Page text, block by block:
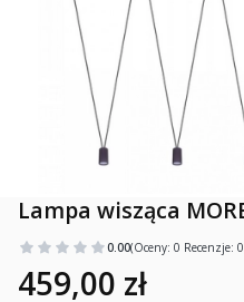
Lampa wisząca
0.00(Oceny: 0 Recenzje:
459,00 zł